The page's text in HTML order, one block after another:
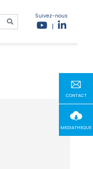
Suivez-nous
|
CONTACT
MEDIATHEQUE